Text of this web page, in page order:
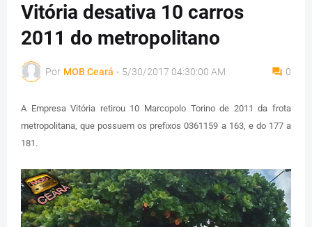
Vitória desativa 10 carros
2011 do metropolitano
Por MOB Ceará - 5/30/2017 04:30:00 AM 0
A Empresa Vitória retirou 10 Marcopolo Torino de 2011 da frota
metropolitana, que possuem os prefixos 0361159 a 163, e do 177 a
181.